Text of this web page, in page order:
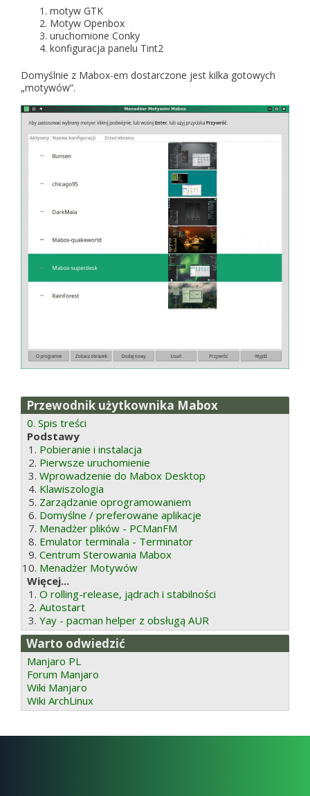
motyw GTK
Motyw Openbox
uruchomione Conky
konfiguracja panelu Tint2
Domyślnie z Mabox-em dostarczone jest kilka gotowych
„motywów”.
Przewodnik użytkownika Mabox
0. Spis treści
Podstawy
Pobieranie i instalacja
Pierwsze uruchomienie
Wprowadzenie do Mabox Desktop
Klawiszologia
Zarządzanie oprogramowaniem
Domyślne / preferowane aplikacje
Menadżer plików - PCManFM
Emulator terminala - Terminator
Centrum Sterowania Mabox
Menadżer Motywów
Więcej...
O rolling-release, jądrach i stabilności
Autostart
Yay - pacman helper z obsługą AUR
Warto odwiedzić
Manjaro PL
Forum Manjaro
Wiki Manjaro
Wiki ArchLinux